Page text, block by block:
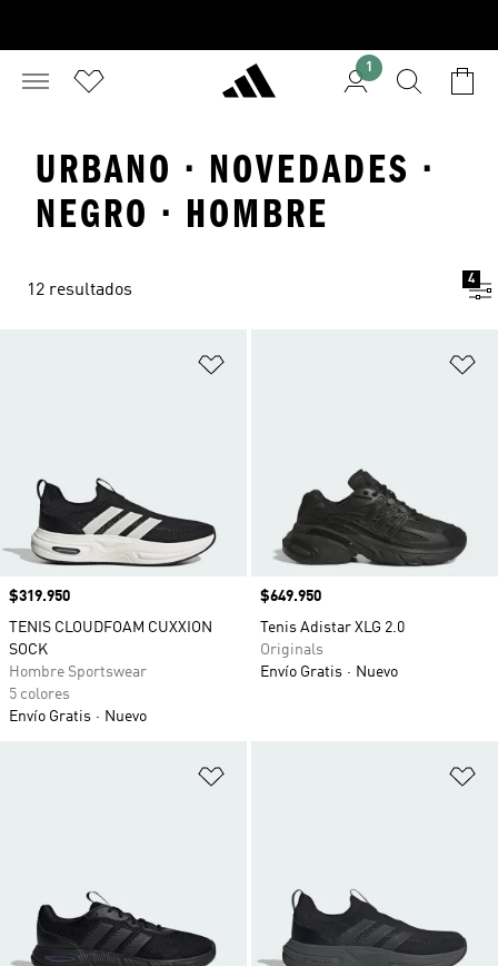
1
URBANO · NOVEDADES ·
NEGRO · HOMBRE
12 resultados
4
Precio
$319.950
TENIS CLOUDFOAM CUXXION
SOCK
Hombre Sportswear
5 colores
Envío Gratis
Nuevo
Precio
$649.950
Tenis Adistar XLG 2.0
Originals
Envío Gratis
Nuevo